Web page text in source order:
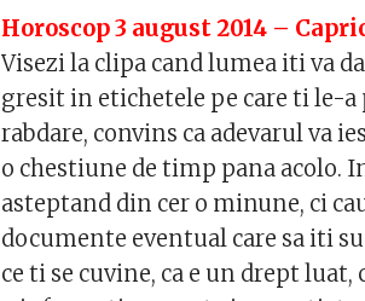
Horoscop 3 august 2014 –
Visezi la clipa cand lumea iti va
gresit in etichetele pe care ti le-a
rabdare, convins ca adevarul va
o chestiune de timp pana acolo.
asteptand din cer o minune, ci
documente eventual care sa iti
ce ti se cuvine, ca e un drept luat,